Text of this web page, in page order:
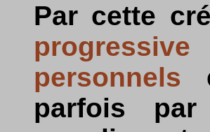
Par cette
personnels
parfois